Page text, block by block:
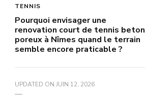
TENNIS
Pourquoi envisager une
renovation court de tennis beton
poreux à Nîmes quand le terrain
semble encore praticable ?
UPDATED ON JUIN 12, 2026